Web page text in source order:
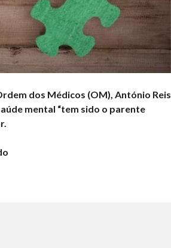
dos Médicos (OM), António Reis
mental “tem sido o parente